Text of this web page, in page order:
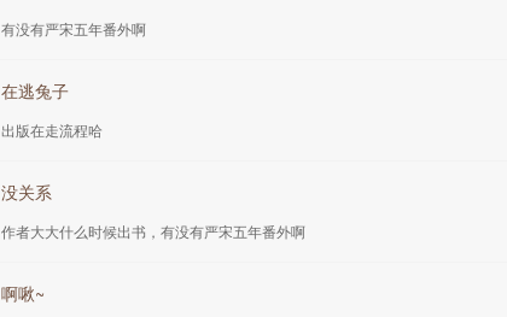
有没有严宋五年番外啊
在逃兔子
出版在走流程哈
没关系
作者大大什么时候出书，有没有严宋五年番外啊
啊啾~